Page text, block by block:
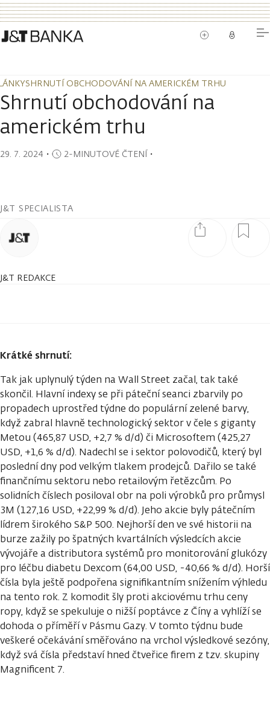
SHRNUTÍ OBCHODOVÁNÍ NA AMERICKÉM TRHU
SHRNUTÍ OBCHODOVÁNÍ NA AMERICKÉM TRHU
Shrnutí obchodování na
americkém trhu
29. 7. 2024 ・ 2-MINUTOVÉ ČTENÍ・
J&T SPECIALISTA
J&T REDAKCE
Krátké shrnutí:
Tak jak uplynulý týden na Wall Street začal, tak také
skončil. Hlavní indexy se při páteční seanci zbarvily po
propadech uprostřed týdne do populární zelené barvy,
když zabral hlavně technologický sektor v čele s giganty
Metou (465,87 USD, +2,7 % d/d) či Microsoftem (425,27
USD, +1,6 % d/d). Nadechl se i sektor polovodičů, který byl
poslední dny pod velkým tlakem prodejců. Dařilo se také
finančnímu sektoru nebo retailovým řetězcům. Po
solidních číslech posiloval obr na poli výrobků pro průmysl
3M (127,16 USD, +22,99 % d/d). Jeho akcie byly pátečním
lídrem širokého S&P 500. Nejhorší den ve své historii na
burze zažily po špatných kvartálních výsledcích akcie
vývojáře a distributora systémů pro monitorování glukózy
pro léčbu diabetu Dexcom (64,00 USD, -40,66 % d/d). Horší
čísla byla ještě podpořena signifikantním snížením výhledu
na tento rok. Z komodit šly proti akciovému trhu ceny
ropy, když se spekuluje o nižší poptávce z Číny a vyhlíží se
dohoda o příměří v Pásmu Gazy. V tomto týdnu bude
veškeré očekávání směřováno na vrchol výsledkové sezóny,
když svá čísla představí hned čtveřice firem z tzv. skupiny
Magnificent 7.